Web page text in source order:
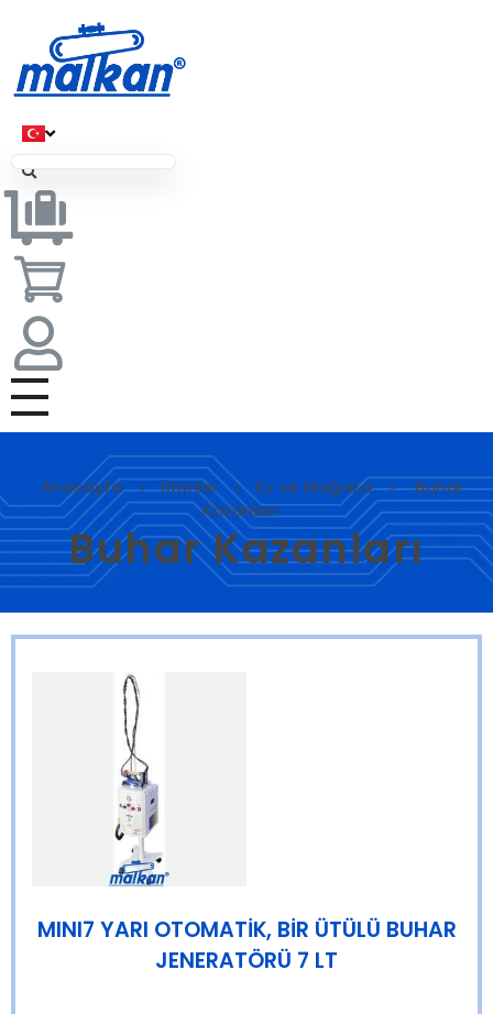
Malkan; 1971'den Bugüne
Anasayfa Ürünler Ev ve Mağaza
Buhar
Kazanları
Buhar Kazanları
MINI7 YARI OTOMATİK, BİR ÜTÜLÜ BUHAR
JENERATÖRÜ 7 LT